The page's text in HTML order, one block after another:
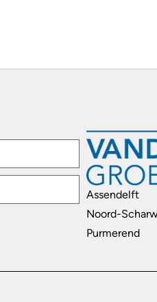
Assendelft
Noord-